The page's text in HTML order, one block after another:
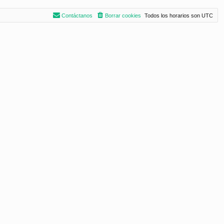
Todos los horarios son UTC
Borrar cookies
Contáctanos